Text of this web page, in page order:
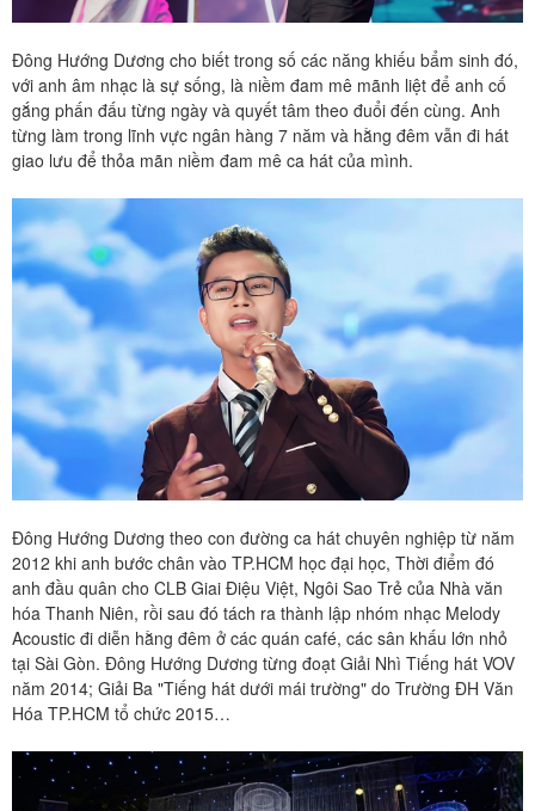
Đông Hướng Dương cho biết trong số các năng khiếu bẩm sinh đó,
với anh âm nhạc là sự sống, là niềm đam mê mãnh liệt để anh cố
gắng phấn đấu từng ngày và quyết tâm theo đuổi đến cùng. Anh
từng làm trong lĩnh vực ngân hàng 7 năm và hằng đêm vẫn đi hát
giao lưu để thỏa mãn niềm đam mê ca hát của mình.
Đông Hướng Dương theo con đường ca hát chuyên nghiệp từ năm
2012 khi anh bước chân vào TP.HCM học đại học, Thời điểm đó
anh đầu quân cho CLB Giai Điệu Việt, Ngôi Sao Trẻ của Nhà văn
hóa Thanh Niên, rồi sau đó tách ra thành lập nhóm nhạc Melody
Acoustic đi diễn hằng đêm ở các quán café, các sân khấu lớn nhỏ
tại Sài Gòn. Đông Hướng Dương từng đoạt Giải Nhì Tiếng hát VOV
năm 2014; Giải Ba "Tiếng hát dưới mái trường" do Trường ĐH Văn
Hóa TP.HCM tổ chức 2015…